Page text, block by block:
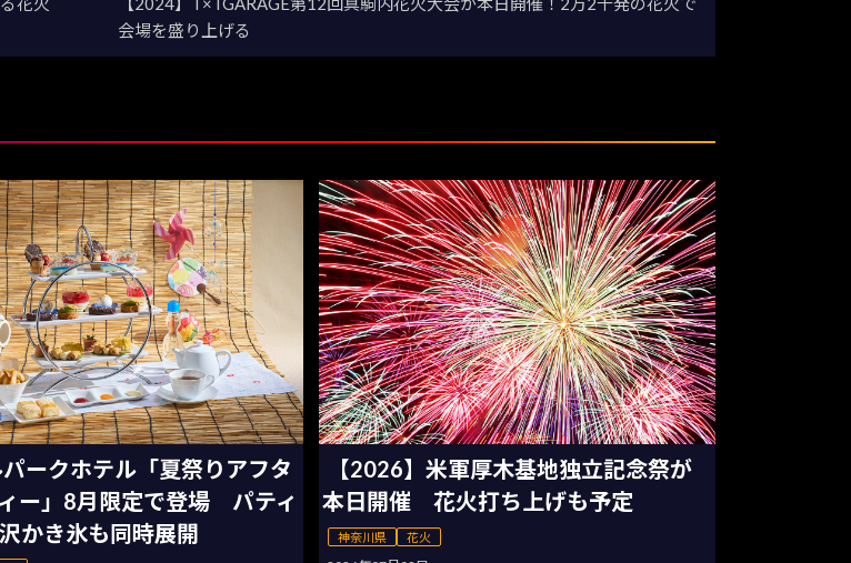
会場を盛り上げる
ークホテル「夏祭りアフタ
ー」8月限定で登場 パティ
かき氷も同時展開
【2026】米軍厚木基地独立記念祭が
本日開催 花火打ち上げも予定
神奈川県 花火